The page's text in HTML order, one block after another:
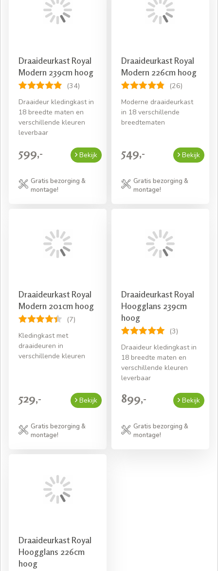
hoekkast
Als u uw hoekkast koopt bij Slaapkamerweb dan
met plezier voor u. Natuurlijk nemen wij het
overgebleven verpakkingsmateriaal weer mee, zodat uw
kamer netjes achterblijft.
Draaideurkast Royal
Modern 239cm hoog
(34)
Draaideur kledingkast in
18 breedte maten en
verschillende kleuren
leverbaar
599,- Bekijk
Gratis bezorging &
montage!
Draaideurkast Royal
Modern 226cm hoog
(26)
Moderne draaideurkast
in 18 verschillende
breedtematen
549,- Bekijk
Gratis bezorging &
montage!
Draaideurkast Royal
Modern 201cm hoog
(7)
Kledingkast met
draaideuren in
verschillende kleuren
529,- Bekijk
Gratis bezorging &
montage!
Draaideurkast Royal
Hoogglans 239cm
hoog
(3)
Draaideur kledingkast in
18 breedte maten en
verschillende kleuren
leverbaar
899,- Bekijk
Gratis bezorging &
montage!
Draaideurkast Royal
Hoogglans 226cm
hoog